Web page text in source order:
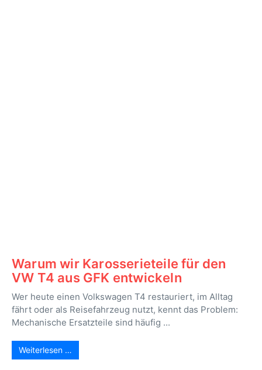
Warum wir Karosserieteile für den
VW T4 aus GFK entwickeln
Wer heute einen Volkswagen T4 restauriert, im Alltag
fährt oder als Reisefahrzeug nutzt, kennt das Problem:
Mechanische Ersatzteile sind häufig ...
Weiterlesen …